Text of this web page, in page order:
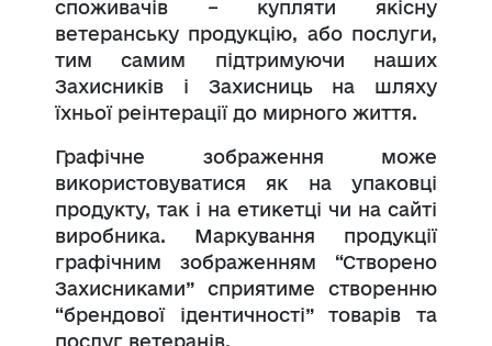
споживачів – купляти якісну
ветеранську продукцію, або послуги,
тим самим підтримуючи наших
Захисників і Захисниць на шляху
їхньої реінтерації до мирного життя.
Графічне зображення може
використовуватися як на упаковці
продукту, так і на етикетці чи на сайті
виробника. Маркування продукції
графічним зображенням “Створено
Захисниками” сприятиме створенню
“брендової ідентичності” товарів та
послуг ветеранів.